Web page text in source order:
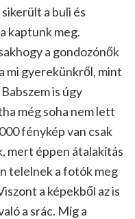
a buli és
kaptunk meg.
a gondozónők
mi gyerekünkről, mint
is úgy
még soha nem lett
fénykép van csak
mert éppen átalakítás
telelnek a fotók meg
a képekből az is
a srác. Míg a